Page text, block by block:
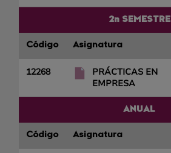
2n SEMESTRE
Código Asignatura
12268
PRÁCTICAS EN
EMPRESA
ANUAL
Código Asignatura